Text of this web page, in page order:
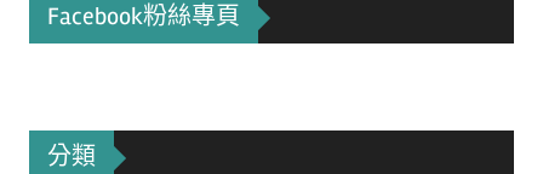
Facebook粉絲專頁
分類